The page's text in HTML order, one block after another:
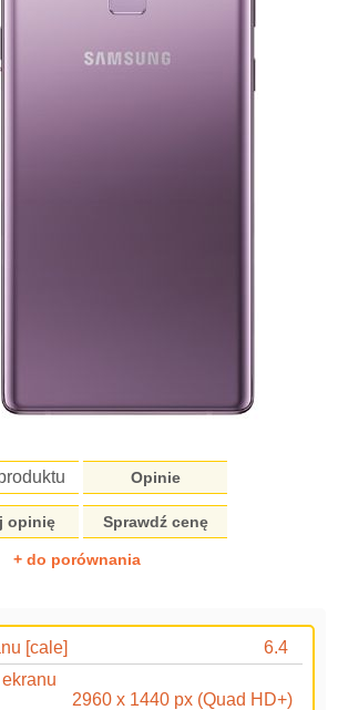
Opinie
opinię Sprawdź cenę
+ do porównania
[cale]
6.4
2960 x 1440 px (Quad HD+)